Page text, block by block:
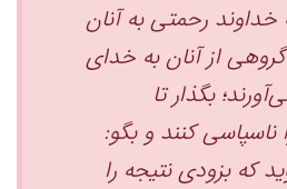
رحمتی به آنان
گروهی از آنان به خدای
بگذار تا
کنند و بگو:
که بزودی نتیجه را